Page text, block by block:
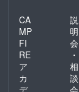
CA
MP
FI
RE
ア
カ
説
明
会
・
相
談